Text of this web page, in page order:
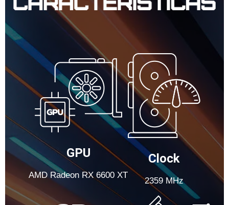
GPU
AMD Radeon RX 6600 XT
Clock
2359 MHz